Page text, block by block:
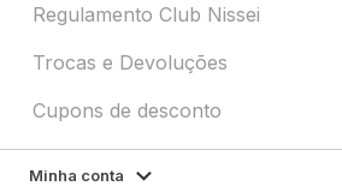
Regulamento Club Nissei
Trocas e Devoluções
Cupons de desconto
Minha conta